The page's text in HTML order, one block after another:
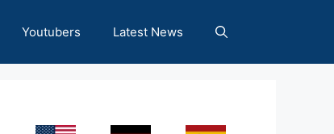
Youtubers Latest News